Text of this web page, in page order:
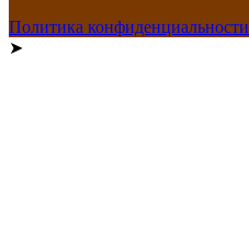
Политика конфиденциальности
➤